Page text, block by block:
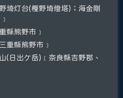
埼灯台(樫野埼燈塔)；海金剛
縣熊野市﹞
重縣熊野市﹞
(日出ケ岳)﹝奈良縣吉野郡、